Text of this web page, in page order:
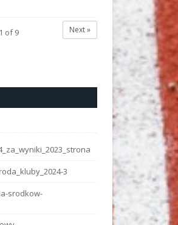
Next »
1 of9
3
srodkow-